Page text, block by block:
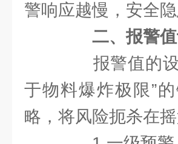
警响应越慢，安全隐
二、报警
报警值的设
于物料爆炸极限”
略，将风险扼杀在摇